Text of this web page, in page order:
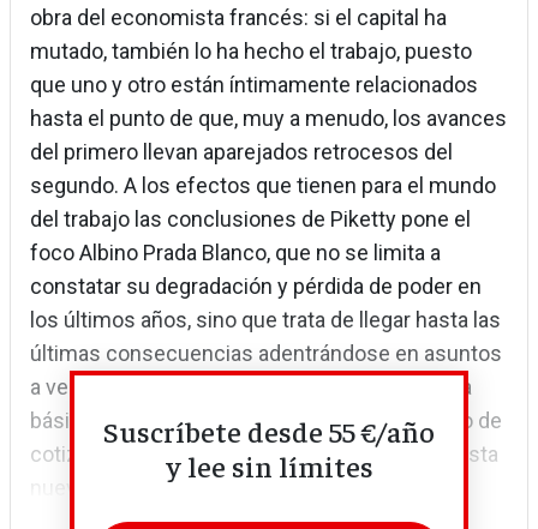
obra del economista francés: si el capital ha
mutado, también lo ha hecho el trabajo, puesto
que uno y otro están íntimamente relacionados
hasta el punto de que, muy a menudo, los avances
del primero llevan aparejados retrocesos del
segundo. A los efectos que tienen para el mundo
del trabajo las conclusiones de Piketty pone el
foco Albino Prada Blanco, que no se limita a
constatar su degradación y pérdida de poder en
los últimos años, sino que trata de llegar hasta las
últimas consecuencias adentrándose en asuntos
a veces tabúes para la izquierda, como la renta
básica y la reformulación completa del modelo de
cotizaciones sociales para que se adapten a esta
nueva realidad.
Suscríbete desde 55 €/año
y lee sin límites